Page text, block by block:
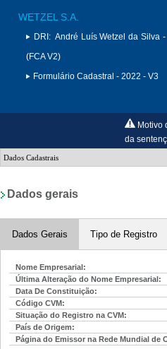
WETZEL S.A.
DRI: André Luís Wetzel da Silva -
(FCA V2)
Formulário Cadastral - 2022 - V3
Motivo
da